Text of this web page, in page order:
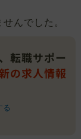
んでした。
転職サポー
の求人情報